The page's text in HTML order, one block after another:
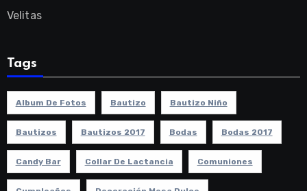
Velitas
Tags
Album De Fotos Bautizo Bautizo Niño
Bautizos Bautizos 2017 Bodas Bodas 2017
Candy Bar Collar De Lactancia Comuniones